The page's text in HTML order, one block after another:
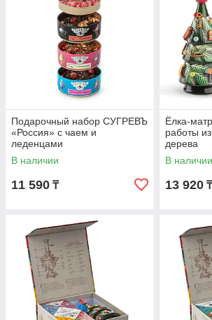
Подарочный набор СУГРЕВЪ
«Россия» с чаем и
леденцами
В наличии
11 590 ₸
Ёлка-
работы
дерева
В наличии
13 920 ₸